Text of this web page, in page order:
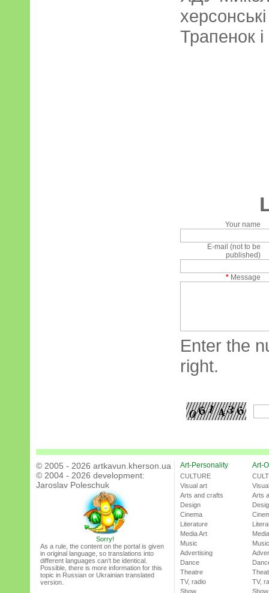
Трапенок і
Your name
E-mail (not to be
published)
* Message
Enter the
right.
© 2005 - 2026 artkavun.kherson.ua
© 2004 - 2026 development:
Jaroslav Poleschuk
Sorry!
As a rule, the content on the portal is given
in original language, so translations into
different languages can’t be identical.
Possible, there is more information for this
topic in Russian or Ukrainian translated
version.
Art-Personality
CULTURE
Visual art
Arts and crafts
Design
Cinema
Literature
Media Art
Music
Advertising
Dance
Theatre
TV, radio
Show
Art-
Arts
Music
TV,
Show